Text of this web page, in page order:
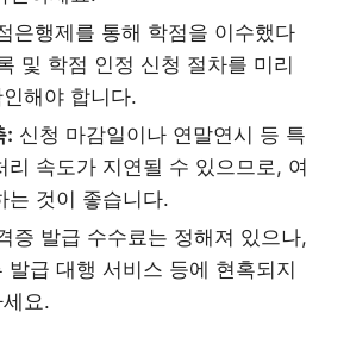
은행제를 통해 학점을 이수했다
및 학점 인정 신청 절차를 미리
해야 합니다.
: 신청 마감일이나 연말연시 등 특
리 속도가 지연될 수 있으므로, 여
는 것이 좋습니다.
증 발급 수수료는 정해져 있으나,
발급 대행 서비스 등에 현혹되지
요.